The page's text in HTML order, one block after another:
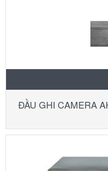
ĐẦU GHI CAMERA